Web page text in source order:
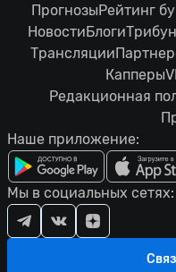
ПрогнозыРейтинг
НовостиБлоги
Трансляции
Капперы
Редакционная
Наше приложение:
Мы в социальных сетях: